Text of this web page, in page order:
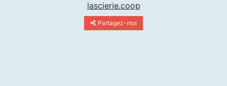
lascierie.coop
Partagez-moi